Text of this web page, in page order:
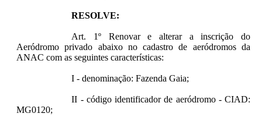
RESOLVE:
Art. 1º Renovar e alterar a inscrição do
Aeródromo privado abaixo no cadastro de aeródromos da
ANAC com as seguintes características:
I - denominação: Fazenda Gaia;
II - código identificador de aeródromo - CIAD:
MG0120;